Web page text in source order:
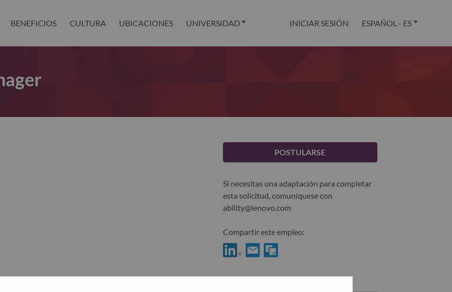
BENEFICIOS CULTURA UBICACIONES UNIVERSIDAD INICIAR SESIÓN ESPAÑOL - ES
POSTULARSE
Si necesitas una adaptación para completar
esta solicitud, comuníquese con
ability@lenovo.com
Compartir este empleo:
Empleos similares